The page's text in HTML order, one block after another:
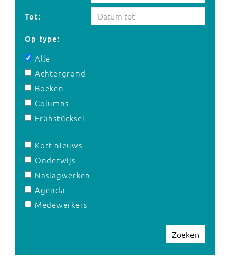
Tot:
Op type:
Alle
Achtergrond
Boeken
Columns
Frühstücksei
Kort nieuws
Onderwijs
Naslagwerken
Agenda
Medewerkers
Zoeken